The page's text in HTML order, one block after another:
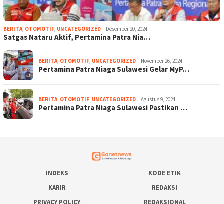
BERITA OTOMOTIF UNCATEGORIZED Desember 20, 2024
Satgas Nataru Aktif, Pertamina Patra Nia…
BERITA OTOMOTIF UNCATEGORIZED November 26, 2024
Pertamina Patra Niaga Sulawesi Gelar MyP…
BERITA OTOMOTIF UNCATEGORIZED Agustus 9, 2024
Pertamina Patra Niaga Sulawesi Pastikan …
INDEKS
KODE ETIK
KARIR
REDAKSI